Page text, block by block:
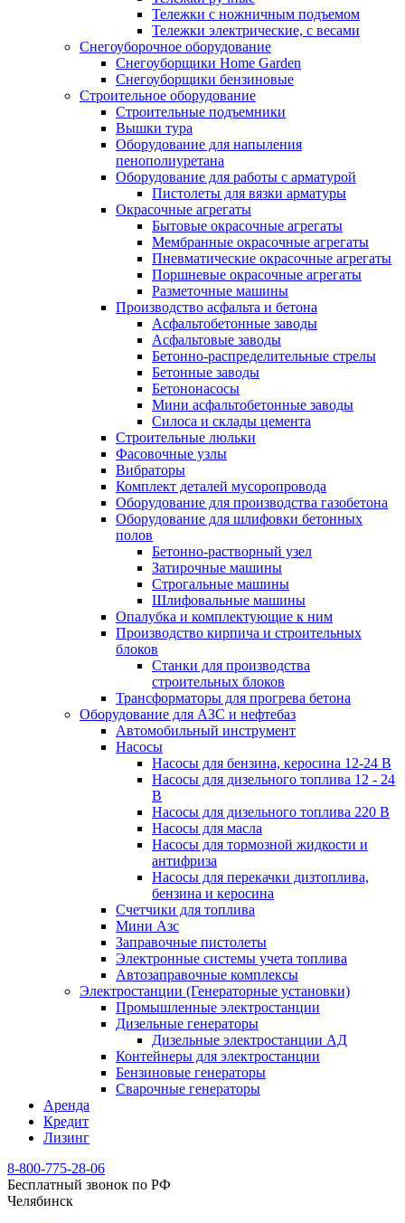
Тележки с ножничным подъемом
Тележки электрические, с весами
Снегоуборочное оборудование
Снегоуборщики Home Garden
Снегоуборщики бензиновые
Строительное оборудование
Cтроительные подъемники
Вышки тура
Оборудование для напыления
пенополиуретана
Оборудование для работы с арматурой
Пистолеты для вязки арматуры
Окрасочные агрегаты
Бытовые окрасочные агрегаты
Мембранные окрасочные агрегаты
Пневматические окрасочные агрегаты
Поршневые окрасочные агрегаты
Разметочные машины
Производство асфальта и бетона
Асфальтобетонные заводы
Асфальтовые заводы
Бетонно-распределительные стрелы
Бетонные заводы
Бетононасосы
Мини асфальтобетонные заводы
Силоса и склады цемента
Строительные люльки
Фасовочные узлы
Вибраторы
Комплект деталей мусоропровода
Оборудование для производства газобетона
Оборудование для шлифовки бетонных
полов
Бетонно-растворный узел
Затирочные машины
Строгальные машины
Шлифовальные машины
Опалубка и комплектующие к ним
Производство кирпича и строительных
блоков
Cтанки для производства
строительных блоков
Трансформаторы для прогрева бетона
Оборудование для АЗС и нефтебаз
Автомобильный инструмент
Насосы
Насосы для бензина, керосина 12-24 В
Насосы для дизельного топлива 12 - 24
В
Насосы для дизельного топлива 220 В
Насосы для масла
Насосы для тормозной жидкости и
антифриза
Насосы для перекачки дизтоплива,
бензина и керосина
Счетчики для топлива
Мини Азс
Заправочные пистолеты
Электронные системы учета топлива
Автозаправочные комплексы
Электростанции (Генераторные установки)
Промышленные электростанции
Дизельные генераторы
Дизельные электростанции АД
Контейнеры для электростанции
Бензиновые генераторы
Сварочные генераторы
Аренда
Кредит
Лизинг
8-800-775-28-06
Бесплатный звонок по РФ
Челябинск